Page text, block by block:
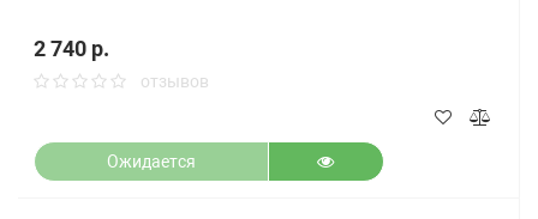
2 740 р.
отзывов
Ожидается